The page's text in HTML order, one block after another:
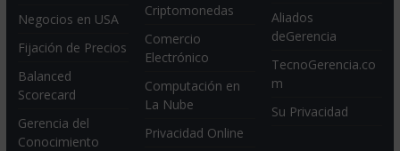
Negocios en USA
Fijación de Precios
Balanced
Scorecard
Gerencia del
Conocimiento
Criptomonedas
Comercio
Electrónico
Computación en
La Nube
Privacidad Online
Aliados
deGerencia
TecnoGerencia.co
m
Su Privacidad